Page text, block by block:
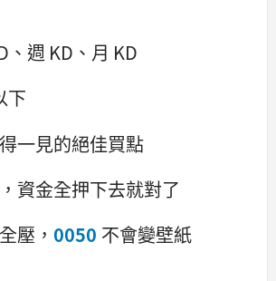
、週 KD、月 KD
下
一見的絕佳買點
資金全押下去就對了
壓， 0050 不會變壁紙